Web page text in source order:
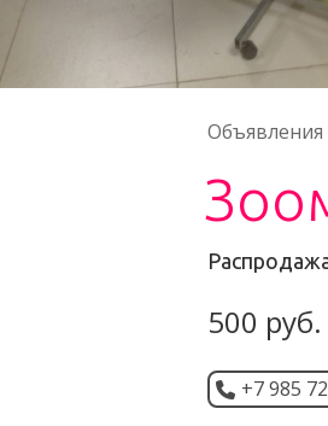
Объявления
500 руб.
+7 985